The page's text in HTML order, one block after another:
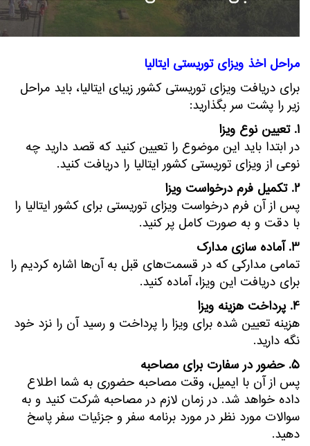
مراحل اخذ ویزای توریستی ایتالیا
برای دریافت ویزای توریستی کشور زیبای ایتالیا، باید مراحل
زیر را پشت سر بگذارید:
1. تعیین نوع ویزا
در ابتدا باید این موضوع را تعیین کنید که قصد دارید چه
نوعی از ویزای توریستی کشور ایتالیا را دریافت کنید.
2. تکمیل فرم درخواست ویزا
پس از آن فرم درخواست ویزای توریستی برای کشور ایتالیا را
با دقت و به صورت کامل پر کنید.
3. آماده سازی مدارک
تمامی مدارکی که در قسمت‌های قبل به آن‌ها اشاره کردیم را
برای دریافت این ویزا، آماده کنید.
4. پرداخت هزینه ویزا
هزینه تعیین شده برای ویزا را پرداخت و رسید آن را نزد خود
نگه دارید.
5. حضور در سفارت برای مصاحبه
پس از آن با ایمیل، وقت مصاحبه حضوری به شما اطلاع
داده خواهد شد. در زمان لازم در مصاحبه شرکت کنید و به
سوالات مورد نظر در مورد برنامه سفر و جزئیات سفر پاسخ
دهید.